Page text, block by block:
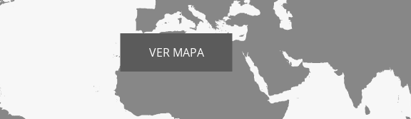
VER MAPA